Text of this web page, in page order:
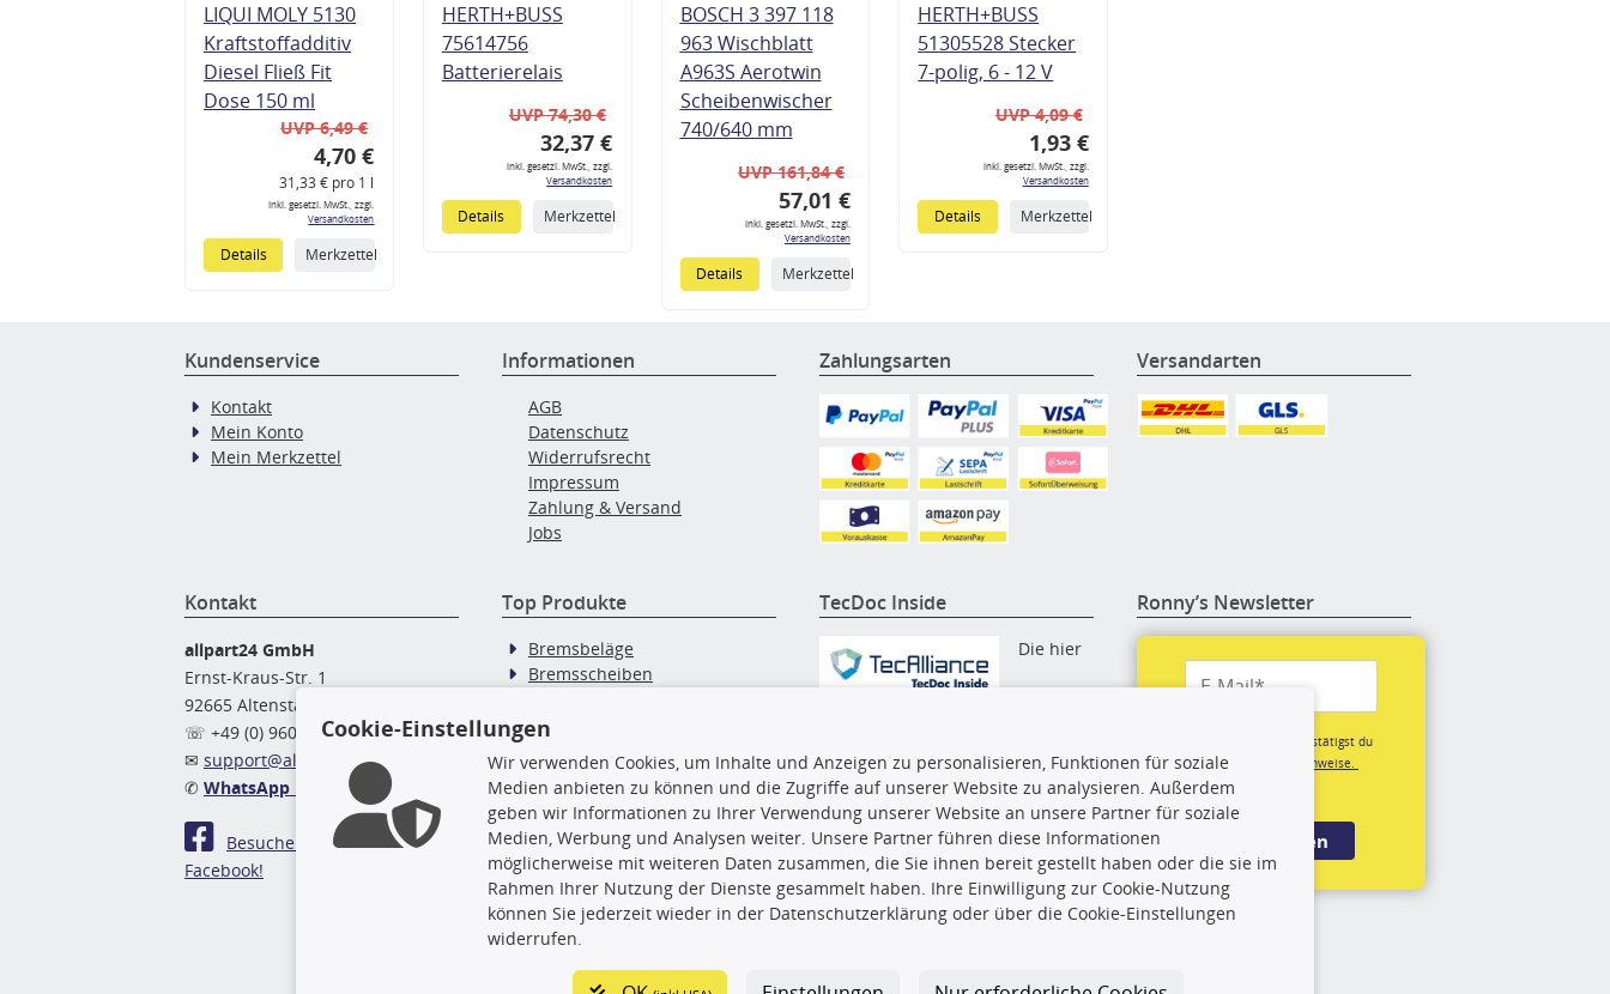
LIQUI MOLY 5130
Kraftstoffadditiv
Diesel Fließ Fit
Dose 150 ml
UVP 6,49 €
4,70 €
31,33 € pro 1 l
inkl. gesetzl. MwSt., zzgl.
Versandkosten
Details Merkzettel
HERTH+BUSS
75614756
Batterierelais
UVP 74,30 €
32,37 €
inkl. gesetzl. MwSt., zzgl.
Versandkosten
Details Merkzettel
BOSCH 3 397 118
963 Wischblatt
A963S Aerotwin
Scheibenwischer
740/640 mm
UVP 161,84 €
57,01 €
inkl. gesetzl. MwSt., zzgl.
Versandkosten
Details Merkzettel
HERTH+BUSS
51305528 Stecker
7-polig, 6 - 12 V
UVP 4,09 €
1,93 €
inkl. gesetzl. MwSt., zzgl.
Versandkosten
Details Merkzettel
Kundenservice
Kontakt
Mein Konto
Mein Merkzettel
Informationen
AGB
Datenschutz
Widerrufsrecht
Impressum
Zahlung & Versand
Jobs
Zahlungsarten Versandarten
Kontakt
allpart24 GmbH
Ernst-Kraus-Str. 1
92665 Altenstadt
☏ +49 (0) 9602 / 9 42 49 46
✉ support@allpart24.de
✆ WhatsApp Nachricht
Besuchen Sie uns auf
Facebook!
Top Produkte
Bremsbeläge
Bremsscheiben
Ölfilter
Zündkerzen
TecDoc Inside
Die hier
nicht kopiert werden. Es ist zu
unterlassen, die Daten oder die
gesamte Datenbank ohne vorherige
Zustimmung TecDocs zu
vervielfältigen, zu verbreiten
und/oder diese Handlungen durch
Dritte ausführen zu lassen. Ein
Ronny’s Newsletter
Mit der Anmeldung bestätigst du
unsereDatenschutzhinweise.
(*Pflichtfeld)
Anmelden
Cookie-Einstellungen
Wir verwenden Cookies, um Inhalte und Anzeigen zu personalisieren, Funktionen für soziale
Medien anbieten zu können und die Zugriffe auf unserer Website zu analysieren. Außerdem
geben wir Informationen zu Ihrer Verwendung unserer Website an unsere Partner für soziale
Medien, Werbung und Analysen weiter. Unsere Partner führen diese Informationen
möglicherweise mit weiteren Daten zusammen, die Sie ihnen bereit gestellt haben oder die sie im
Rahmen Ihrer Nutzung der Dienste gesammelt haben. Ihre Einwilligung zur Cookie-Nutzung
können Sie jederzeit wieder in der Datenschutzerklärung oder über die Cookie-Einstellungen
widerrufen.